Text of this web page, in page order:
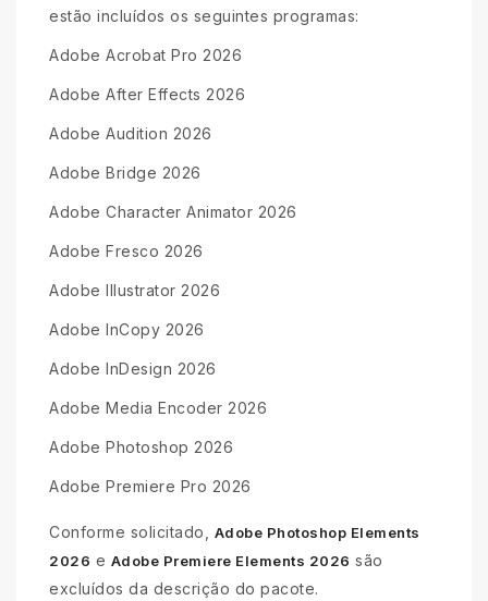
estão incluídos os seguintes programas:
Adobe Acrobat Pro 2026
Adobe After Effects 2026
Adobe Audition 2026
Adobe Bridge 2026
Adobe Character Animator 2026
Adobe Fresco 2026
Adobe Illustrator 2026
Adobe InCopy 2026
Adobe InDesign 2026
Adobe Media Encoder 2026
Adobe Photoshop 2026
Adobe Premiere Pro 2026
Conforme solicitado, Adobe Photoshop Elements
2026 e Adobe Premiere Elements 2026 são
excluídos da descrição do pacote.